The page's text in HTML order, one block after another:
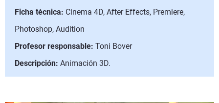
Ficha técnica: Cinema 4D, After Effects, Premiere,
Photoshop, Audition
Profesor responsable: Toni Bover
Descripción: Animación 3D.